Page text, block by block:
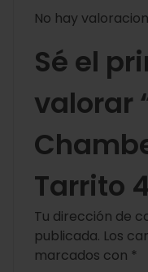
No hay
Sé el
valorar
Tarrito
Tu dirección de
publicada. Los
marcados con *